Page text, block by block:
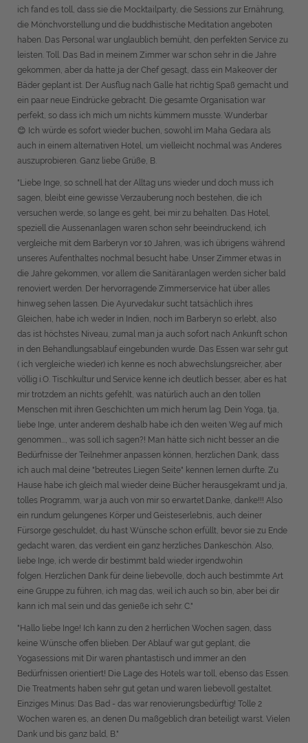
ich fand es toll, dass sie die Mocktailparty, die Sessions zur Ernährung,
die Mönchvorstellung und die buddhistische Meditation angeboten
haben. Das Personal war unglaublich bemüht, den perfekten Service zu
leisten. Toll. Das Bad in meinem Zimmer war schon sehr in die Jahre
gekommen, aber da hatte ja der Chef gesagt, dass ein Makeover der
Bäder geplant ist. Der Ausflug nach Galle hat richtig Spaß gemacht und
ein paar neue Eindrücke gebracht. Die gesamte Organisation war
perfekt, so dass ich mich um nichts kümmern musste. Wunderbar
😊 Ich würde es sofort wieder buchen, sowohl im Maha Gedara als
auch in einem alternativen Hotel, um vielleicht nochmal was Anderes
auszuprobieren. Ganz liebe Grüße, B.
"Liebe Inge, so schnell hat der Alltag uns wieder und doch muss ich
sagen, bleibt eine gewisse Verzauberung noch bestehen, die ich
versuchen werde, so lange es geht, bei mir zu behalten. Das Hotel,
speziell die Aussenanlagen waren schon sehr beeindruckend, ich
vergleiche mit dem Barberyn vor 10 Jahren, was ich übrigens während
unseres Aufenthaltes nochmal besucht habe. Unser Zimmer etwas in
die Jahre gekommen, vor allem die Sanitäranlagen werden sicher bald
renoviert werden. Der hervorragende Zimmerservice hat über alles
hinweg sehen lassen. Die Ayurvedakur sucht tatsächlich ihres
Gleichen, habe ich weder in Indien, noch im Barberyn so erlebt, also
das ist höchstes Niveau, zumal man ja auch sofort nach Ankunft schon
in den Behandlungsablauf eingebunden wurde. Das Essen war sehr gut
( ich vergleiche wieder) ich kenne es noch abwechslungsreicher, aber
völlig i.O. Tischkultur und Service kenne ich deutlich besser, aber es hat
mir trotzdem an nichts gefehlt, was natürlich auch an den tollen
Menschen mit ihren Geschichten um mich herum lag. Dein Yoga, tja,
liebe Inge, unter anderem deshalb habe ich den weiten Weg auf mich
genommen..., was soll ich sagen?! Man hätte sich nicht besser an die
Bedürfnisse der Teilnehmer anpassen können, herzlichen Dank, dass
ich auch mal deine "betreutes Liegen Seite" kennen lernen durfte. Zu
Hause habe ich gleich mal wieder deine Bücher herausgekramt und ja,
tolles Programm, war ja auch von mir so erwartet.Danke, danke!!! Also
ein rundum gelungenes Körper und Geisteserlebnis, auch deiner
Fürsorge geschuldet, du hast Wünsche schon erfüllt, bevor sie zu Ende
gedacht waren, das verdient ein ganz herzliches Dankeschön. Also,
liebe Inge, ich werde dir bestimmt bald wieder irgendwohin
folgen. Herzlichen Dank für deine liebevolle, doch auch bestimmte Art
eine Gruppe zu führen, ich mag das, weil ich auch so bin, aber bei dir
kann ich mal sein und das genieße ich sehr. C."
"Hallo liebe Inge! Ich kann zu den 2 herrlichen Wochen sagen, dass
keine Wünsche offen blieben. Der Ablauf war gut geplant, die
Yogasessions mit Dir waren phantastisch und immer an den
Bedürfnissen orientiert! Die Lage des Hotels war toll, ebenso das Essen.
Die Treatments haben sehr gut getan und waren liebevoll gestaltet.
Einziges Minus: Das Bad - das war renovierungsbedürftig! Tolle 2
Wochen waren es, an denen Du maßgeblich dran beteiligt warst. Vielen
Dank und bis ganz bald, B."